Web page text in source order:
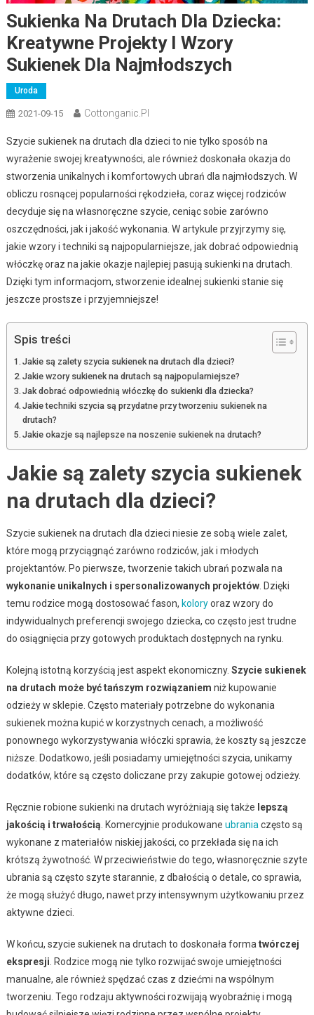
Sukienka Na Drutach Dla Dziecka:
Kreatywne Projekty I Wzory
Sukienek Dla Najmłodszych
Uroda
2021-09-15 Cottonganic.pl
Szycie sukienek na drutach dla dzieci to nie tylko sposób na
wyrażenie swojej kreatywności, ale również doskonała okazja do
stworzenia unikalnych i komfortowych ubrań dla najmłodszych. W
obliczu rosnącej popularności rękodzieła, coraz więcej rodziców
decyduje się na własnoręczne szycie, ceniąc sobie zarówno
oszczędności, jak i jakość wykonania. W artykule przyjrzymy się,
jakie wzory i techniki są najpopularniejsze, jak dobrać odpowiednią
włóczkę oraz na jakie okazje najlepiej pasują sukienki na drutach.
Dzięki tym informacjom, stworzenie idealnej sukienki stanie się
jeszcze prostsze i przyjemniejsze!
Spis treści
Jakie są zalety szycia sukienek na drutach dla dzieci?
Jakie wzory sukienek na drutach są najpopularniejsze?
Jak dobrać odpowiednią włóczkę do sukienki dla dziecka?
Jakie techniki szycia są przydatne przy tworzeniu sukienek na
drutach?
Jakie okazje są najlepsze na noszenie sukienek na drutach?
Jakie są zalety szycia sukienek
na drutach dla dzieci?
Szycie sukienek na drutach dla dzieci niesie ze sobą wiele zalet,
które mogą przyciągnąć zarówno rodziców, jak i młodych
projektantów. Po pierwsze, tworzenie takich ubrań pozwala na
wykonanie unikalnych i spersonalizowanych projektów. Dzięki
temu rodzice mogą dostosować fason, koloryoraz wzory do
indywidualnych preferencji swojego dziecka, co często jest trudne
do osiągnięcia przy gotowych produktach dostępnych na rynku.
Kolejną istotną korzyścią jest aspekt ekonomiczny. Szycie sukienek
na drutach może być tańszym rozwiązaniem niż kupowanie
odzieży w sklepie. Często materiały potrzebne do wykonania
sukienek można kupić w korzystnych cenach, a możliwość
ponownego wykorzystywania włóczki sprawia, że koszty są jeszcze
niższe. Dodatkowo, jeśli posiadamy umiejętności szycia, unikamy
dodatków, które są często doliczane przy zakupie gotowej odzieży.
Ręcznie robione sukienki na drutach wyróżniają się także lepszą
jakością i trwałością . Komercyjnie produkowane ubrania często są
wykonane z materiałów niskiej jakości, co przekłada się na ich
krótszą żywotność. W przeciwieństwie do tego, własnoręcznie szyte
ubrania są często szyte starannie, z dbałością o detale, co sprawia,
że mogą służyć długo, nawet przy intensywnym użytkowaniu przez
aktywne dzieci.
W końcu, szycie sukienek na drutach to doskonała forma twórczej
ekspresji . Rodzice mogą nie tylko rozwijać swoje umiejętności
manualne, ale również spędzać czas z dziećmi na wspólnym
tworzeniu. Tego rodzaju aktywności rozwijają wyobraźnię i mogą